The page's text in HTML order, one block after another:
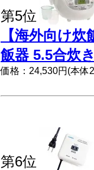
第5位
【海外向け
飯器 5.5合炊
価格：24,530円(本体
第6位